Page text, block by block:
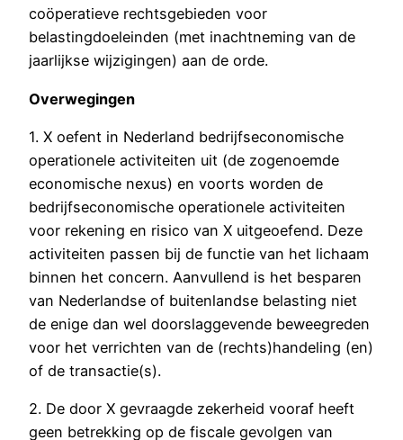
coöperatieve rechtsgebieden voor
belastingdoeleinden (met inachtneming van de
jaarlijkse wijzigingen) aan de orde.
Overwegingen
1. X oefent in Nederland bedrijfseconomische
operationele activiteiten uit (de zogenoemde
economische nexus) en voorts worden de
bedrijfseconomische operationele activiteiten
voor rekening en risico van X uitgeoefend. Deze
activiteiten passen bij de functie van het lichaam
binnen het concern. Aanvullend is het besparen
van Nederlandse of buitenlandse belasting niet
de enige dan wel doorslaggevende beweegreden
voor het verrichten van de (rechts)handeling (en)
of de transactie(s).
2. De door X gevraagde zekerheid vooraf heeft
geen betrekking op de fiscale gevolgen van